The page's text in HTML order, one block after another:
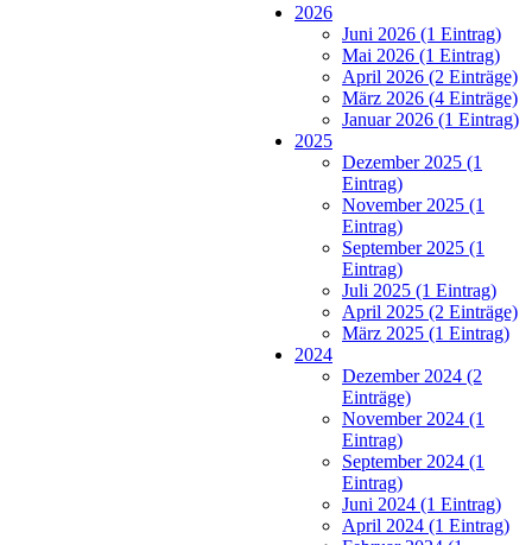
2026
Juni 2026 (1 Eintrag)
Mai 2026 (1 Eintrag)
April 2026 (2 Einträge)
März 2026 (4 Einträge)
Januar 2026 (1 Eintrag)
2025
Dezember 2025 (1
Eintrag)
November 2025 (1
Eintrag)
September 2025 (1
Eintrag)
Juli 2025 (1 Eintrag)
April 2025 (2 Einträge)
März 2025 (1 Eintrag)
2024
Dezember 2024 (2
Einträge)
November 2024 (1
Eintrag)
September 2024 (1
Eintrag)
Juni 2024 (1 Eintrag)
April 2024 (1 Eintrag)